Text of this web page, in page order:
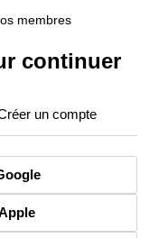
membres
continuer
un compte